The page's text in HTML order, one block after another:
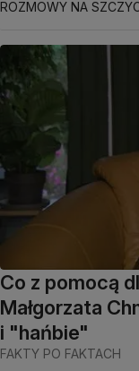
ROZMOWY NA
Co z pomocą
Małgorzata
i "hańbie"
FAKTY PO FAKTACH